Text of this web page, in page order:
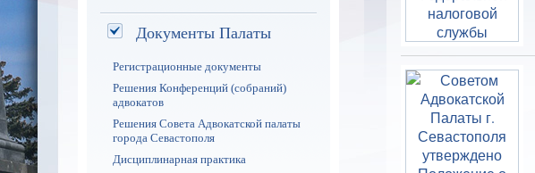
Документы Палаты
Регистрационные документы
Решения Конференций (собраний)
адвокатов
Решения Совета Адвокатской палаты
города Севастополя
Дисциплинарная практика